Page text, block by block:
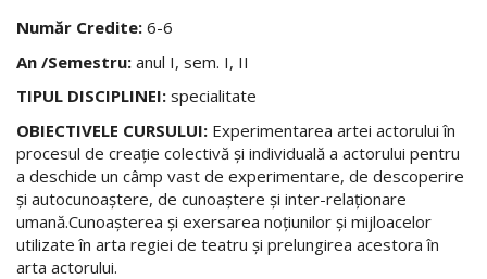
Număr Credite: 6-6
An /Semestru: anul I, sem. I, II
TIPUL DISCIPLINEI: specialitate
OBIECTIVELE CURSULUI: Experimentarea artei actorului în
procesul de creaţie colectivă şi individuală a actorului pentru
a deschide un câmp vast de experimentare, de descoperire
şi autocunoaştere, de cunoaştere şi inter-relaţionare
umană.Cunoaşterea şi exersarea noţiunilor şi mijloacelor
utilizate în arta regiei de teatru şi prelungirea acestora în
arta actorului.